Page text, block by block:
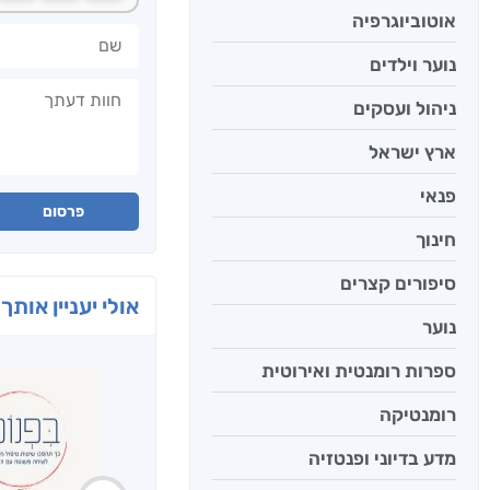
אוטוביוגרפיה
נוער וילדים
ניהול ועסקים
ארץ ישראל
פנאי
חינוך
סיפורים קצרים
נוער
ספרות רומנטית ואירוטית
רומנטיקה
מדע בדיוני ופנטזיה
פרסום
אולי יעניין